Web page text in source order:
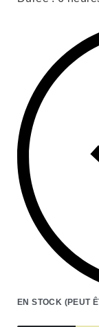
EN STOCK (PEUT